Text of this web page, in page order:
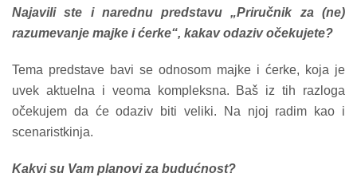
Najavili ste i narednu predstavu „Priručnik za (ne)
razumevanje majke i ćerke“, kakav odaziv očekujete?
Tema predstave bavi se odnosom majke i ćerke, koja je
uvek aktuelna i veoma kompleksna. Baš iz tih razloga
očekujem da će odaziv biti veliki. Na njoj radim kao i
scenaristkinja.
Kakvi su Vam planovi za budućnost?